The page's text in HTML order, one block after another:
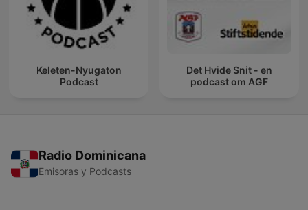
Keleten-Nyugaton
Podcast
Det Hvide Snit - en
podcast om AGF
Radio Dominicana
Emisoras y Podcasts